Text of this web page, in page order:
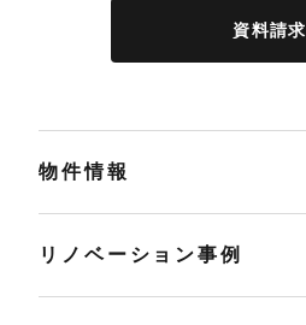
資料請求
物件情報
リノベーション事例